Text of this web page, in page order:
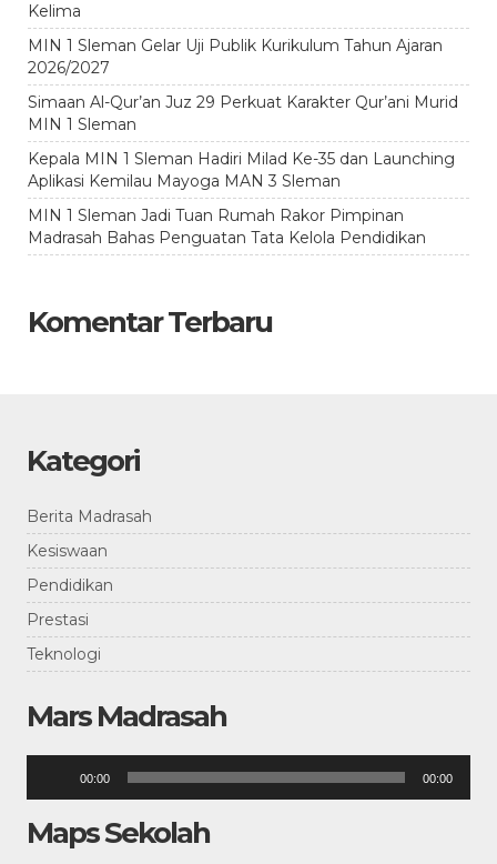
Kelima
MIN 1 Sleman Gelar Uji Publik Kurikulum Tahun Ajaran
2026/2027
Simaan Al-Qur’an Juz 29 Perkuat Karakter Qur’ani Murid
MIN 1 Sleman
Kepala MIN 1 Sleman Hadiri Milad Ke-35 dan Launching
Aplikasi Kemilau Mayoga MAN 3 Sleman
MIN 1 Sleman Jadi Tuan Rumah Rakor Pimpinan
Madrasah Bahas Penguatan Tata Kelola Pendidikan
Komentar Terbaru
Kategori
Berita Madrasah
Kesiswaan
Pendidikan
Prestasi
Teknologi
Mars Madrasah
00:00 00:00
Maps Sekolah